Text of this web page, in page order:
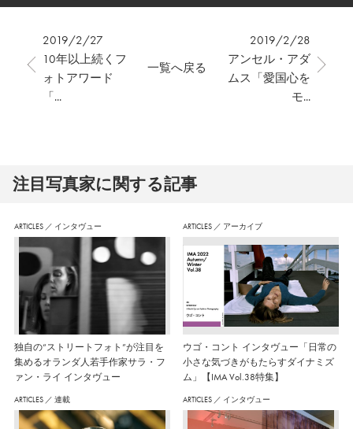
2019/2/27
10年以上続くフ
ォトアワード
「...
2019/2/28
アンセル・アダ
ムス「愛国心を
モ...
一覧へ戻る
注⽬写真家に関する記事
ARTICLES ／ インタヴュー
独自の“ストリートフォト”が注目を
集めるオランダ人若手作家サラ・フ
ァン・ライ インタヴュー
ARTICLES ／ アーカイブ
ウゴ・コント インタヴュー「日常の
小さな気づきがもたらすダイナミズ
ム」【IMA Vol.38特集】
ARTICLES ／ 連載 ARTICLES ／ インタヴュー